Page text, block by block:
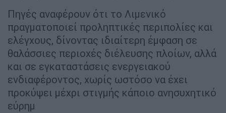
Πηγές αναφέρουν ότι το Λιμενικό
πραγματοποιεί προληπτικές περιπολίες και
ελέγχους, δίνοντας ιδιαίτερη έμφαση σε
θαλάσσιες περιοχές διέλευσης πλοίων, αλλά
και σε εγκαταστάσεις ενεργειακού
ενδιαφέροντος, χωρίς ωστόσο να έχει
προκύψει μέχρι στιγμής κάποιο ανησυχητικό
εύρημ